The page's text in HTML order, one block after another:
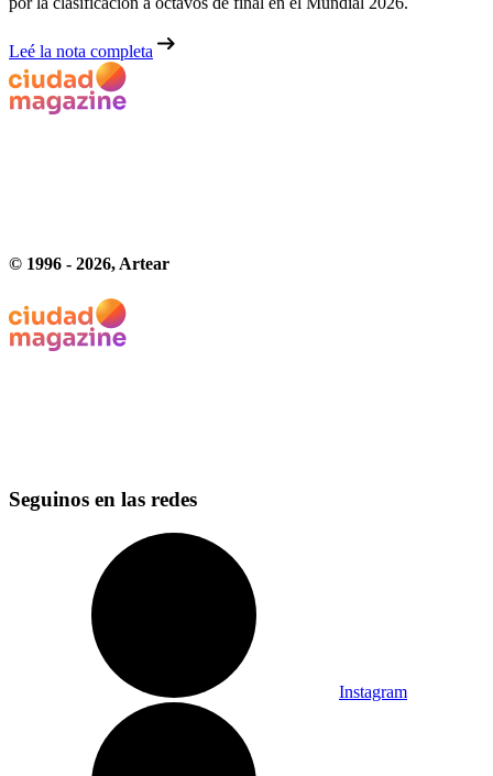
Leé la nota completa
© 1996 - 2026, Artear
Seguinos en las redes
Instagram